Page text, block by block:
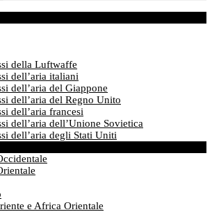
della Luftwaffe
dell’aria italiani
dell’aria del Giappone
dell’aria del Regno Unito
dell’aria francesi
dell’aria dell’Unione Sovietica
dell’aria degli Stati Uniti
e Africa Orientale